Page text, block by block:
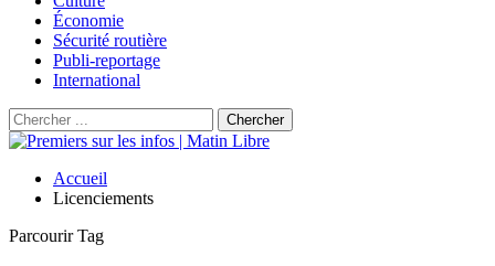
Économie
Sécurité routière
Publi-reportage
International
Accueil
Licenciements
Parcourir Tag